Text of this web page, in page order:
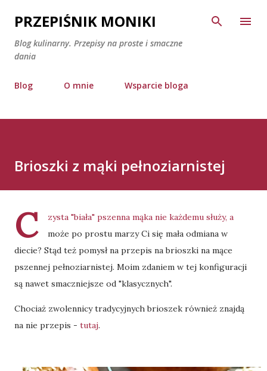
Przejdź do głównej zawartości
PRZEPIŚNIK MONIKI
Blog kulinarny. Przepisy na proste i smaczne
dania
Blog O mnie Wsparcie bloga
Brioszki z mąki pełnoziarnistej
C
zysta "biała" pszenna mąka nie każdemu służy, a
może po prostu marzy Ci się mała odmiana w
diecie? Stąd też pomysł na przepis na brioszki na mące
pszennej pełnoziarnistej. Moim zdaniem w tej konfiguracji
są nawet smaczniejsze od "klasycznych".
Chociaż zwolennicy tradycyjnych brioszek również znajdą
na nie przepis - tutaj.